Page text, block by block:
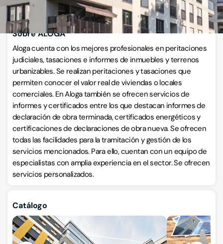
Sobre ALOGA
Aloga cuenta con los mejores profesionales en peritaciones
judiciales, tasaciones e informes de inmuebles y terrenos
urbanizables. Se realizan peritaciones y tasaciones que
permiten conocer el valor real de viviendas o locales
comerciales. En Aloga también se ofrecen servicios de
informes y certificados entre los que destacan informes de
declaración de obra terminada, certificados energéticos y
certificaciones de declaraciones de obra nueva. Se ofrecen
todas las facilidades para la tramitación y gestión de los
servicios mencionados. Para ello, cuentan con un equipo de
especialistas con amplia experiencia en el sector. Se ofrecen
servicios personalizados.
Catálogo